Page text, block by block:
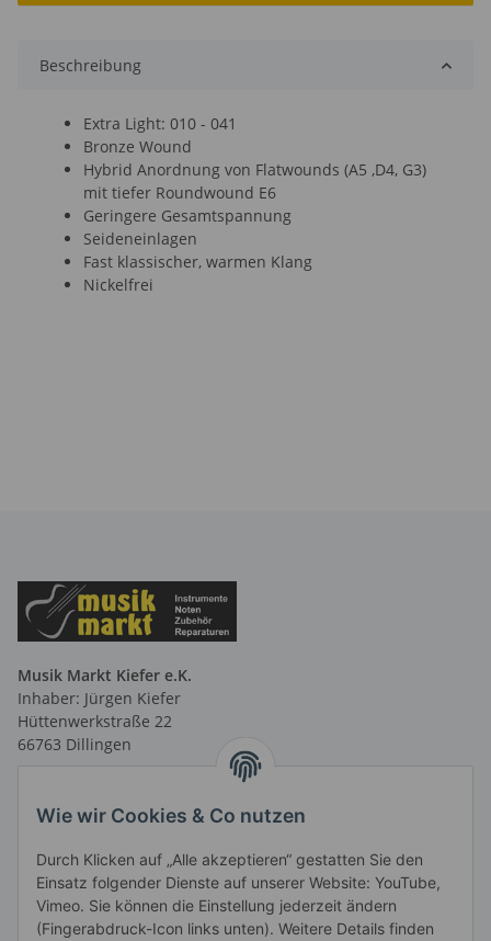
Wie wir Cookies & Co nutzen
Durch Klicken auf „Alle akzeptieren“ gestatten Sie den
Einsatz folgender Dienste auf unserer Website: YouTube,
Vimeo. Sie können die Einstellung jederzeit ändern
(Fingerabdruck-Icon links unten). Weitere Details finden
Beschreibung
Extra Light: 010 - 041
Bronze Wound
Hybrid Anordnung von Flatwounds (A5 ,D4, G3)
mit tiefer Roundwound E6
Geringere Gesamtspannung
Seideneinlagen
Fast klassischer, warmen Klang
Nickelfrei
Musik Markt Kiefer e.K.
Inhaber: Jürgen Kiefer
Hüttenwerkstraße 22
66763 Dillingen
Telefax: 06831 9 66 58 41
Öffnungszeiten:
MO-FR 13.00 - 18.00 Uhr und
vormittags nach Vereinbarung